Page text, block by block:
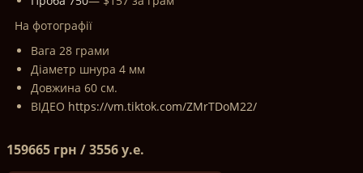
На фотографії
Вага 28 грами
Діаметр шнура 4 мм
Довжина 60 см.
ВІДЕО https://vm.tiktok.com/ZMrTDoM22/
159665 грн / 3556 у.е.